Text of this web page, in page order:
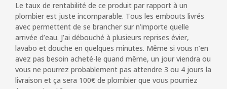
Le taux de rentabilité de ce produit par rapport à un
plombier est juste incomparable. Tous les embouts livrés
avec permettent de se brancher sur n’importe quelle
arrivée d’eau. J’ai débouché à plusieurs reprises évier,
lavabo et douche en quelques minutes. Même si vous n’en
avez pas besoin acheté-le quand même, un jour viendra ou
vous ne pourrez probablement pas attendre 3 ou 4 jours la
livraison et ça sera 100€ de plombier que vous pourriez